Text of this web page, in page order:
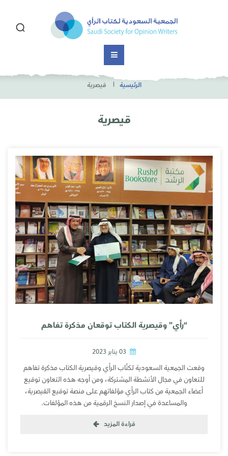
الرئيسية قيصرية
قيصرية
“رأي” وقيصرية الكتاب توقعان مذكرة تفاهم
03 يناير 2023
وقعت الجمعية السعودية لكتٌاب الرأي وقيصرية الكتاب مذكرة تفاهم
للتعاون في مجال الأنشطة المشتركة، ومن أوجه هذه التعاون توقيع
أعضاء الجمعية من كتاب الرأي مؤلفاتهم على منصة توقيع القيصرية،
والمساعدة في إصدار النسخ الرقمية من هذه المؤلفات.
قراءة المزيد